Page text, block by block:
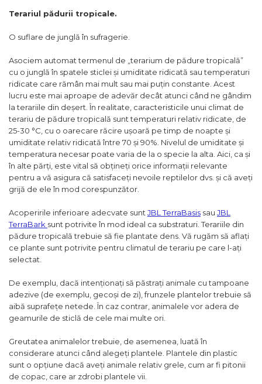
Furtune si conectori acvarii
Conditioneri apa acvariu
Decoruri si plante artificiale
Accesorii acvarii
Piese de schimb
Pasari
Colivii pentru pasari
Hrana pasari
Rozatoare
Igiena rozatoare
Reptile
Hrana reptile
Igiena reptile
Decoruri terarii
Solutii iluminat terarii
Lampi terarii
Suplimente vitamino minerale
Accesorii diverse terarii
Iazuri
Igiena Iazuri
Terariul pădurii tropicale.
O suflare de junglă în sufragerie.
Asociem automat termenul de „terarium de pădure tropicală”
cu o junglă în spatele sticlei și umiditate ridicată sau temperaturi
ridicate care rămân mai mult sau mai puțin constante. Acest
lucru este mai aproape de adevăr decât atunci când ne gândim
la terariile din deșert. În realitate, caracteristicile unui climat de
terariu de pădure tropicală sunt temperaturi relativ ridicate, de
25-30 °C, cu o oarecare răcire ușoară pe timp de noapte și
umiditate relativ ridicată între 70 și 90%. Nivelul de umiditate și
temperatura necesar poate varia de la o specie la alta. Aici, ca și
în alte părți, este vital să obțineți orice informații relevante
pentru a vă asigura că satisfaceți nevoile reptilelor dvs. și că aveți
grijă de ele în mod corespunzător.
Acoperirile inferioare adecvate sunt JBL TerraBasis sau JBL
TerraBark sunt potrivite în mod ideal ca substraturi. Terariile din
pădure tropicală trebuie să fie plantate dens. Vă rugăm să aflați
ce plante sunt potrivite pentru climatul de terariu pe care l-ați
selectat.
De exemplu, dacă intenționați să păstrați animale cu tampoane
adezive (de exemplu, gecoși de zi), frunzele plantelor trebuie să
aibă suprafețe netede. În caz contrar, animalele vor adera de
geamurile de sticlă de cele mai multe ori.
Greutatea animalelor trebuie, de asemenea, luată în
considerare atunci când alegeți plantele. Plantele din plastic
sunt o opțiune dacă aveți animale relativ grele, cum ar fi pitonii
de copac, care ar zdrobi plantele vii.